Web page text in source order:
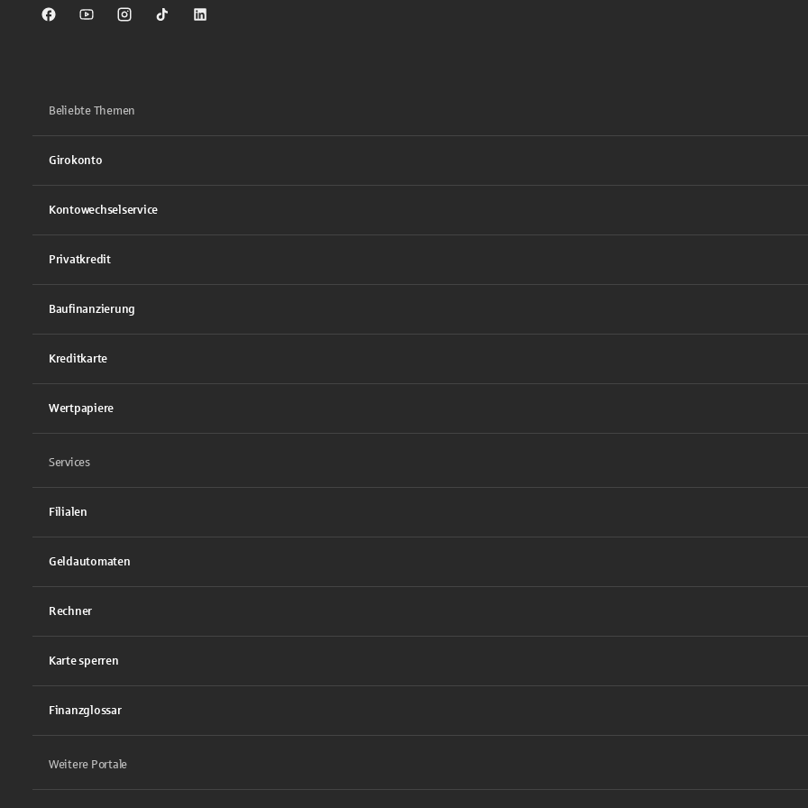
Sparkasse auf Facebook
Sparkasse auf Youtube
Sparkasse auf Instagram
Sparkasse auf TikTok
Sparkasse auf LinkedIn
Beliebte Themen
Girokonto
Kontowechselservice
Privatkredit
Baufinanzierung
Kreditkarte
Wertpapiere
Services
Filialen
Geldautomaten
Rechner
Karte sperren
Finanzglossar
Weitere Portale